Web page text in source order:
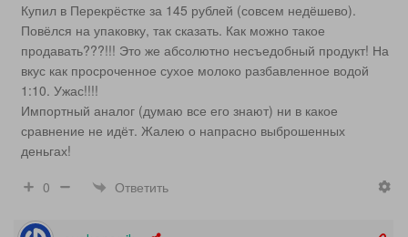
Купил в Перекрёстке за 145 рублей (совсем недёшево).
Повёлся на упаковку, так сказать. Как можно такое
продавать???!!! Это же абсолютно несъедобный продукт! На
вкус как просроченное сухое молоко разбавленное водой
1:10. Ужас!!!!
Импортный аналог (думаю все его знают) ни в какое
сравнение не идёт. Жалею о напрасно выброшенных
деньгах!
0
Ответить